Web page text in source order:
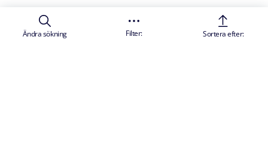
Ändra sökning Filter: Sortera efter: